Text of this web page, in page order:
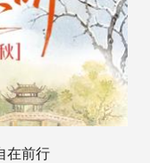
在前行